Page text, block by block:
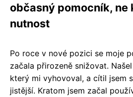
občasný pomocník, ne
nutnost
Po roce v nové pozici se moje
začala přirozeně snižovat.
který mi vyhovoval, a cítil jsem
jistější. Kratom jsem začal